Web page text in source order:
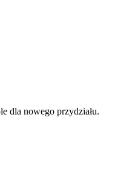
dla nowego przydziału.